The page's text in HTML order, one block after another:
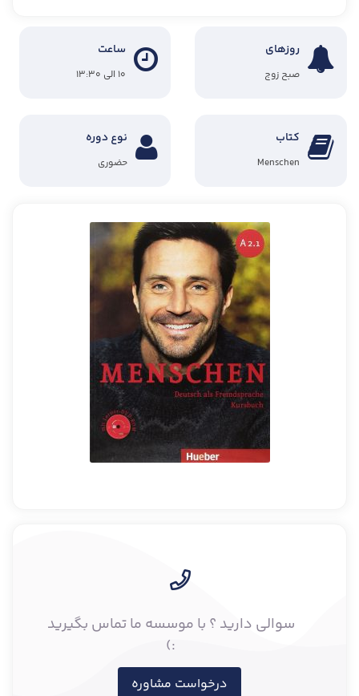
روزهای
صبح زوج
ساعت
۱۰ الی ۱۳:۳۰
کتاب
Menschen
نوع دوره
حضوری
سوالی دارید ؟ با موسسه ما تماس بگیرید
:)
درخواست مشاوره